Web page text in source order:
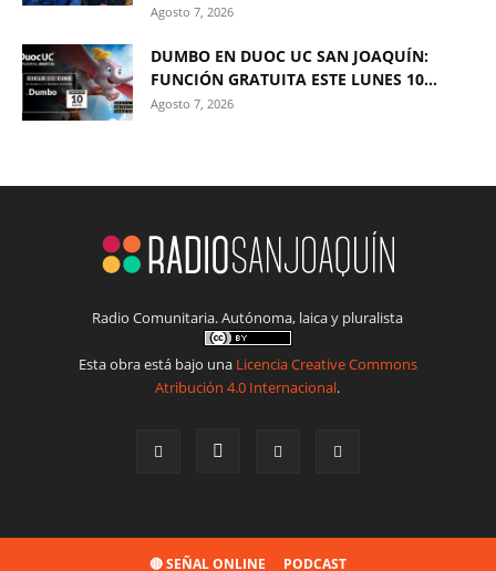
Agosto 7, 2026
DUMBO EN DUOC UC SAN JOAQUÍN:
FUNCIÓN GRATUITA ESTE LUNES 10...
Agosto 7, 2026
Radio Comunitaria. Autónoma, laica y pluralista
Esta obra está bajo una Licencia Creative Commons
Atribución 4.0 Internacional.
🔴 SEÑAL ONLINE PODCAST